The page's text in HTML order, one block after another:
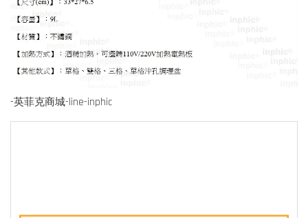
-英菲克商城-line-inphic